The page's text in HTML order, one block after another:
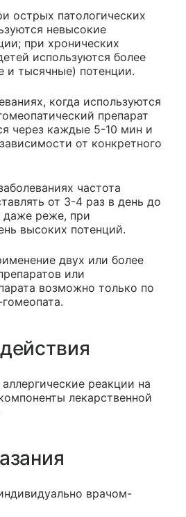
острых патологических
невысокие
при хронических
используются более
и тысячные) потенции.
когда используются
препарат
через каждые 5-10 мин и
от конкретного
частота
от 3-4 раз в день до
даже реже, при
высоких потенций.
двух или более
или
возможно только по
реакции на
лекарственной
врачом-